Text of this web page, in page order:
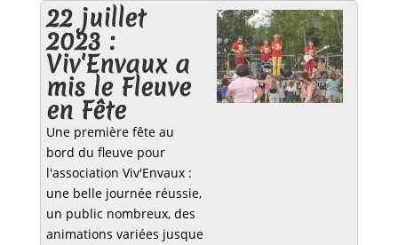
22 juillet
2023 :
Viv'Envaux a
mis le Fleuve
en Fête
Une première fête au
bord du fleuve pour
l'association Viv'Envaux :
une belle journée réussie,
un public nombreux, des
animations variées jusque